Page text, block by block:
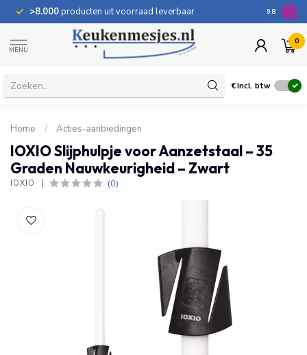
>8.000producten uit voorraad leverbaar 100
9.8
MENU
0
€Incl. btw
Home / Acties-aanbiedingen
IOXIO Slijphulpje voor Aanzetstaal – 35
Graden Nauwkeurigheid – Zwart
IOXIO (0)